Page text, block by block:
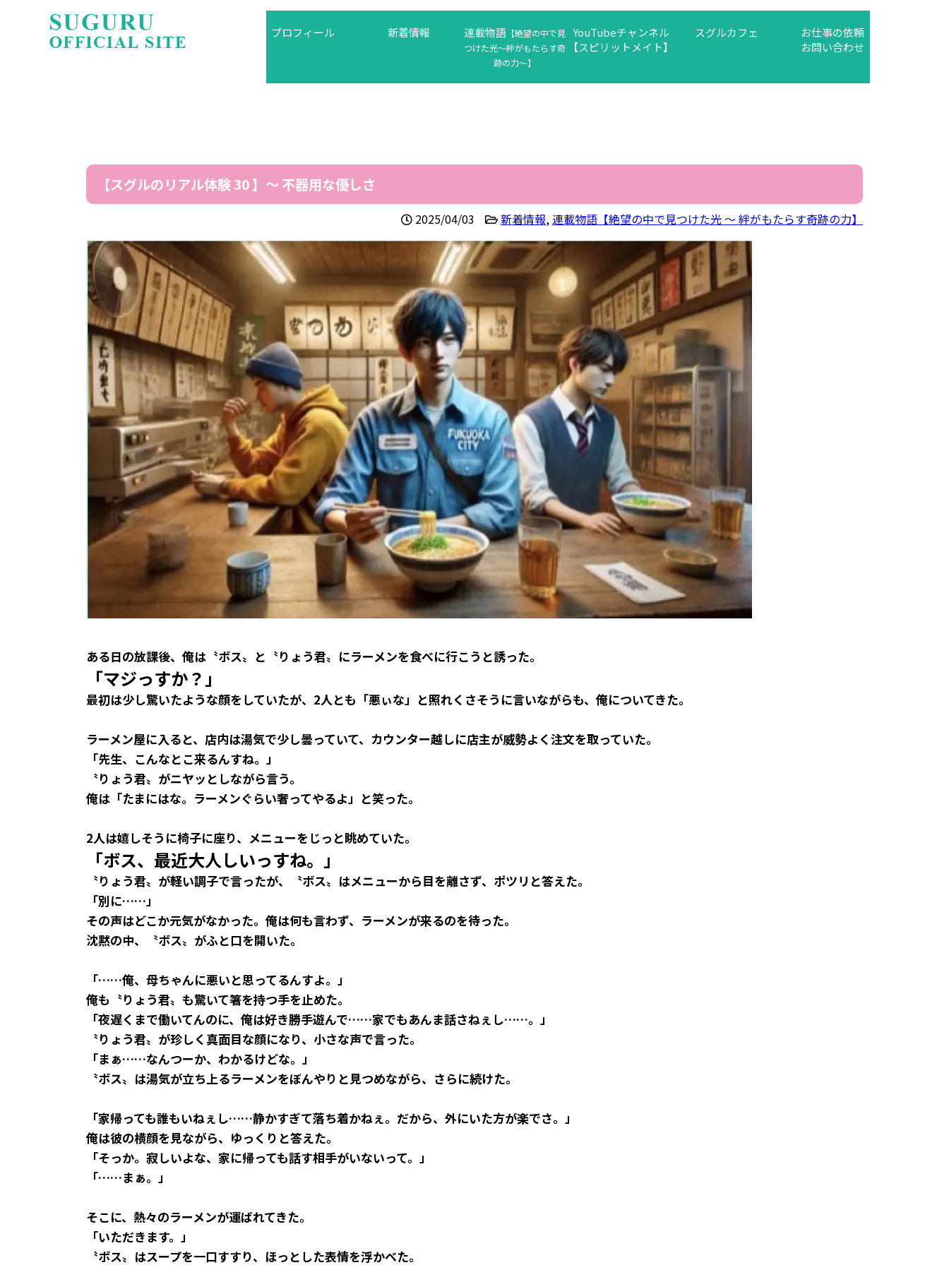
プロフィール 新着情報 連載物語 【絶望の中で見
つけた光〜絆がもたらす奇
跡の力〜】
YouTubeチャンネル
【スピリットメイト】
スグルカフェ
お仕事の依頼
お問い合わせ
【スグルのリアル体験 30 】〜 不器用な優しさ
2025/04/03 新着情報,連載物語【絶望の中で見つけた光 ～ 絆がもたらす奇跡の力】
ある日の放課後、俺は〝ボス〟と〝りょう君〟にラーメンを食べに行こうと誘った。
「マジっすか？」
最初は少し驚いたような顔をしていたが、2人とも「悪ぃな」と照れくさそうに言いながらも、俺についてきた。
ラーメン屋に入ると、店内は湯気で少し曇っていて、カウンター越しに店主が威勢よく注文を取っていた。
「先生、こんなとこ来るんすね。」
〝りょう君〟がニヤッとしながら言う。
俺は「たまにはな。ラーメンぐらい奢ってやるよ」と笑った。
2人は嬉しそうに椅子に座り、メニューをじっと眺めていた。
「ボス、最近大人しいっすね。」
〝りょう君〟が軽い調子で言ったが、〝ボス〟はメニューから目を離さず、ポツリと答えた。
「別に……」
その声はどこか元気がなかった。俺は何も言わず、ラーメンが来るのを待った。
沈黙の中、〝ボス〟がふと口を開いた。
「……俺、母ちゃんに悪いと思ってるんすよ。」
俺も〝りょう君〟も驚いて箸を持つ手を止めた。
「夜遅くまで働いてんのに、俺は好き勝手遊んで……家でもあんま話さねぇし……。」
〝りょう君〟が珍しく真面目な顔になり、小さな声で言った。
「まぁ……なんつーか、わかるけどな。」
〝ボス〟は湯気が立ち上るラーメンをぼんやりと見つめながら、さらに続けた。
「家帰っても誰もいねぇし……静かすぎて落ち着かねぇ。だから、外にいた方が楽でさ。」
俺は彼の横顔を見ながら、ゆっくりと答えた。
「そっか。寂しいよな、家に帰っても話す相手がいないって。」
「……まぁ。」
そこに、熱々のラーメンが運ばれてきた。
「いただきます。」
〝ボス〟はスープを一口すすり、ほっとした表情を浮かべた。